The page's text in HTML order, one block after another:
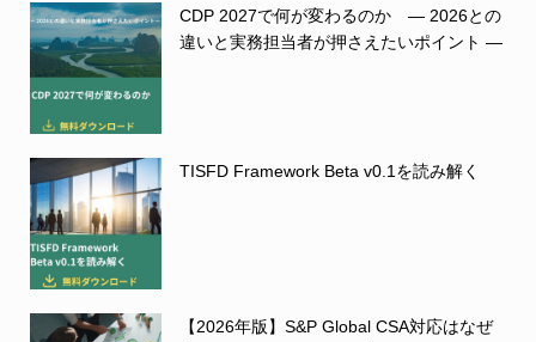
CDP 2027で何が変わるのか ― 2026との
違いと実務担当者が押さえたいポイント ―
TISFD Framework Beta v0.1を読み解く
【2026年版】S&P Global CSA対応はなぜ